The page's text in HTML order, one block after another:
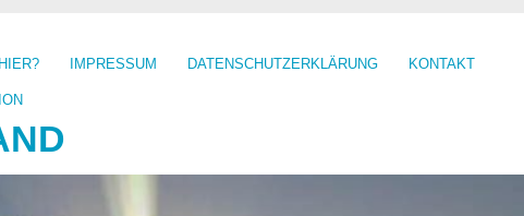
IMPRESSUM DATENSCHUTZERKLÄRUNG KONTAKT